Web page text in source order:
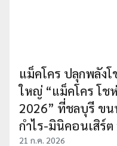
แม็คโคร ปลุกพลัง
ใหญ่ “แม็คโคร โช
2026” ที่ชลบุรี ขน
กำไร-มินิคอนเสิร์
21 ก.ค. 2026